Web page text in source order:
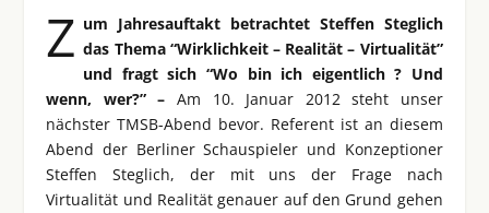
Z um Jahresauftakt betrachtet Steffen Steglich
das Thema “Wirklichkeit – Realität – Virtualität”
und fragt sich “Wo bin ich eigentlich ? Und
wenn, wer?” – Am 10. Januar 2012 steht unser
nächster TMSB-Abend bevor. Referent ist an diesem
Abend der Berliner Schauspieler und Konzeptioner
Steffen Steglich, der mit uns der Frage nach
Virtualität und Realität genauer auf den Grund gehen